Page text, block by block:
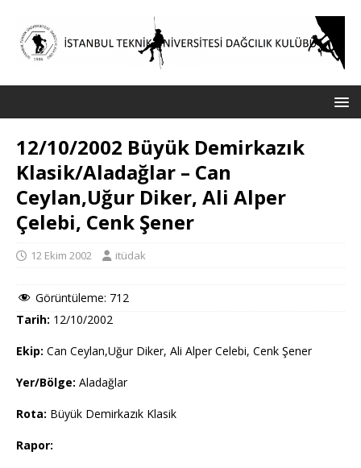
12/10/2002 Büyük Demirkazık
Klasik/Aladağlar – Can
Ceylan,Uğur Diker, Ali Alper
Çelebi, Cenk Şener
12 Ekim 2002 itüdak
Görüntüleme: 712
Tarih: 12/10/2002
Ekip: Can Ceylan,Uğur Diker, Ali Alper Celebi, Cenk Şener
Yer/Bölge: Aladağlar
Rota: Büyük Demirkazık Klasik
Rapor: